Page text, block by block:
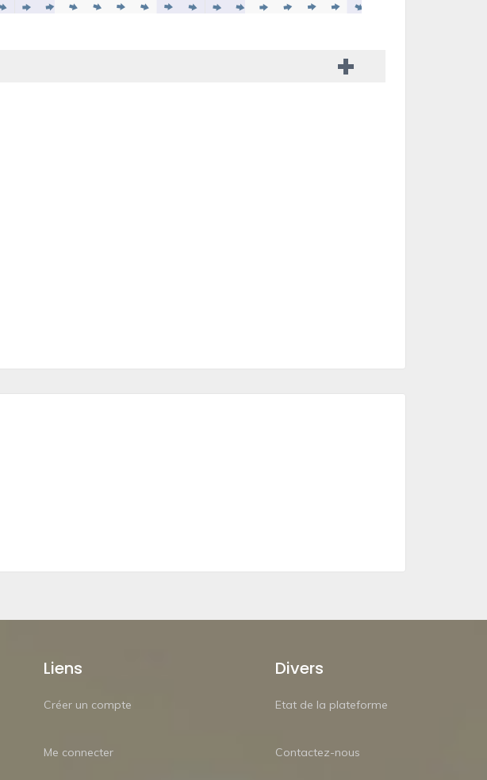
Liens
Créer un compte
Me connecter
Divers
Etat de la plateforme
Contactez-nous